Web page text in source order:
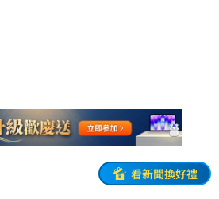
看新聞換好禮